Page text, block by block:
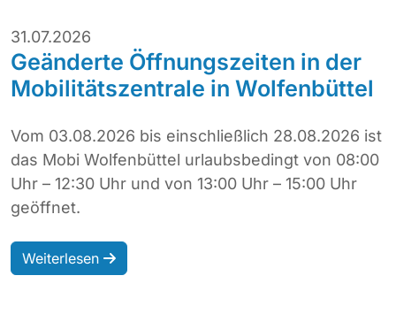
31.07.2026
Geänderte Öffnungszeiten in der
Mobilitätszentrale in Wolfenbüttel
Vom 03.08.2026 bis einschließlich 28.08.2026 ist
das Mobi Wolfenbüttel urlaubsbedingt von 08:00
Uhr – 12:30 Uhr und von 13:00 Uhr – 15:00 Uhr
geöffnet.
Weiterlesen